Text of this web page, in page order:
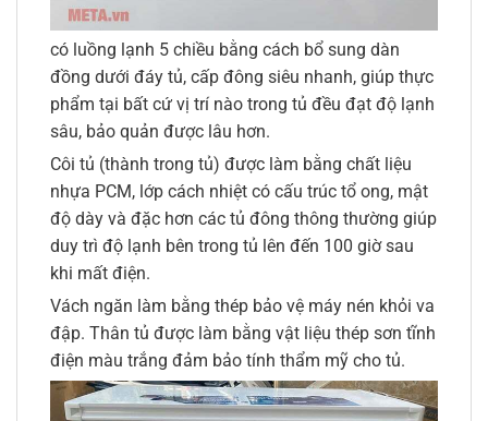
có luồng lạnh 5 chiều bằng cách bổ sung dàn
đồng dưới đáy tủ, cấp đông siêu nhanh, giúp thực
phẩm tại bất cứ vị trí nào trong tủ đều đạt độ lạnh
sâu, bảo quản được lâu hơn.
Côi tủ (thành trong tủ) được làm bằng chất liệu
nhựa PCM, lớp cách nhiệt có cấu trúc tổ ong, mật
độ dày và đặc hơn các tủ đông thông thường giúp
duy trì độ lạnh bên trong tủ lên đến 100 giờ sau
khi mất điện.
Vách ngăn làm bằng thép bảo vệ máy nén khỏi va
đập. Thân tủ được làm bằng vật liệu thép sơn tĩnh
điện màu trắng đảm bảo tính thẩm mỹ cho tủ.